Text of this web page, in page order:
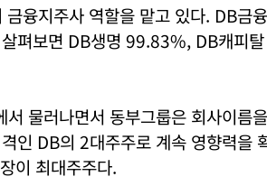
융지주사 역할을 맡고 있다. DB금
펴보면 DB생명 99.83%, DB캐피
서 물러나면서 동부그룹은 회사이름
인 DB의 2대주주로 계속 영향력을
이 최대주주다.